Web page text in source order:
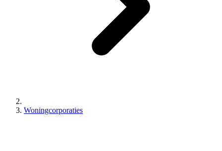
Woningcorporaties